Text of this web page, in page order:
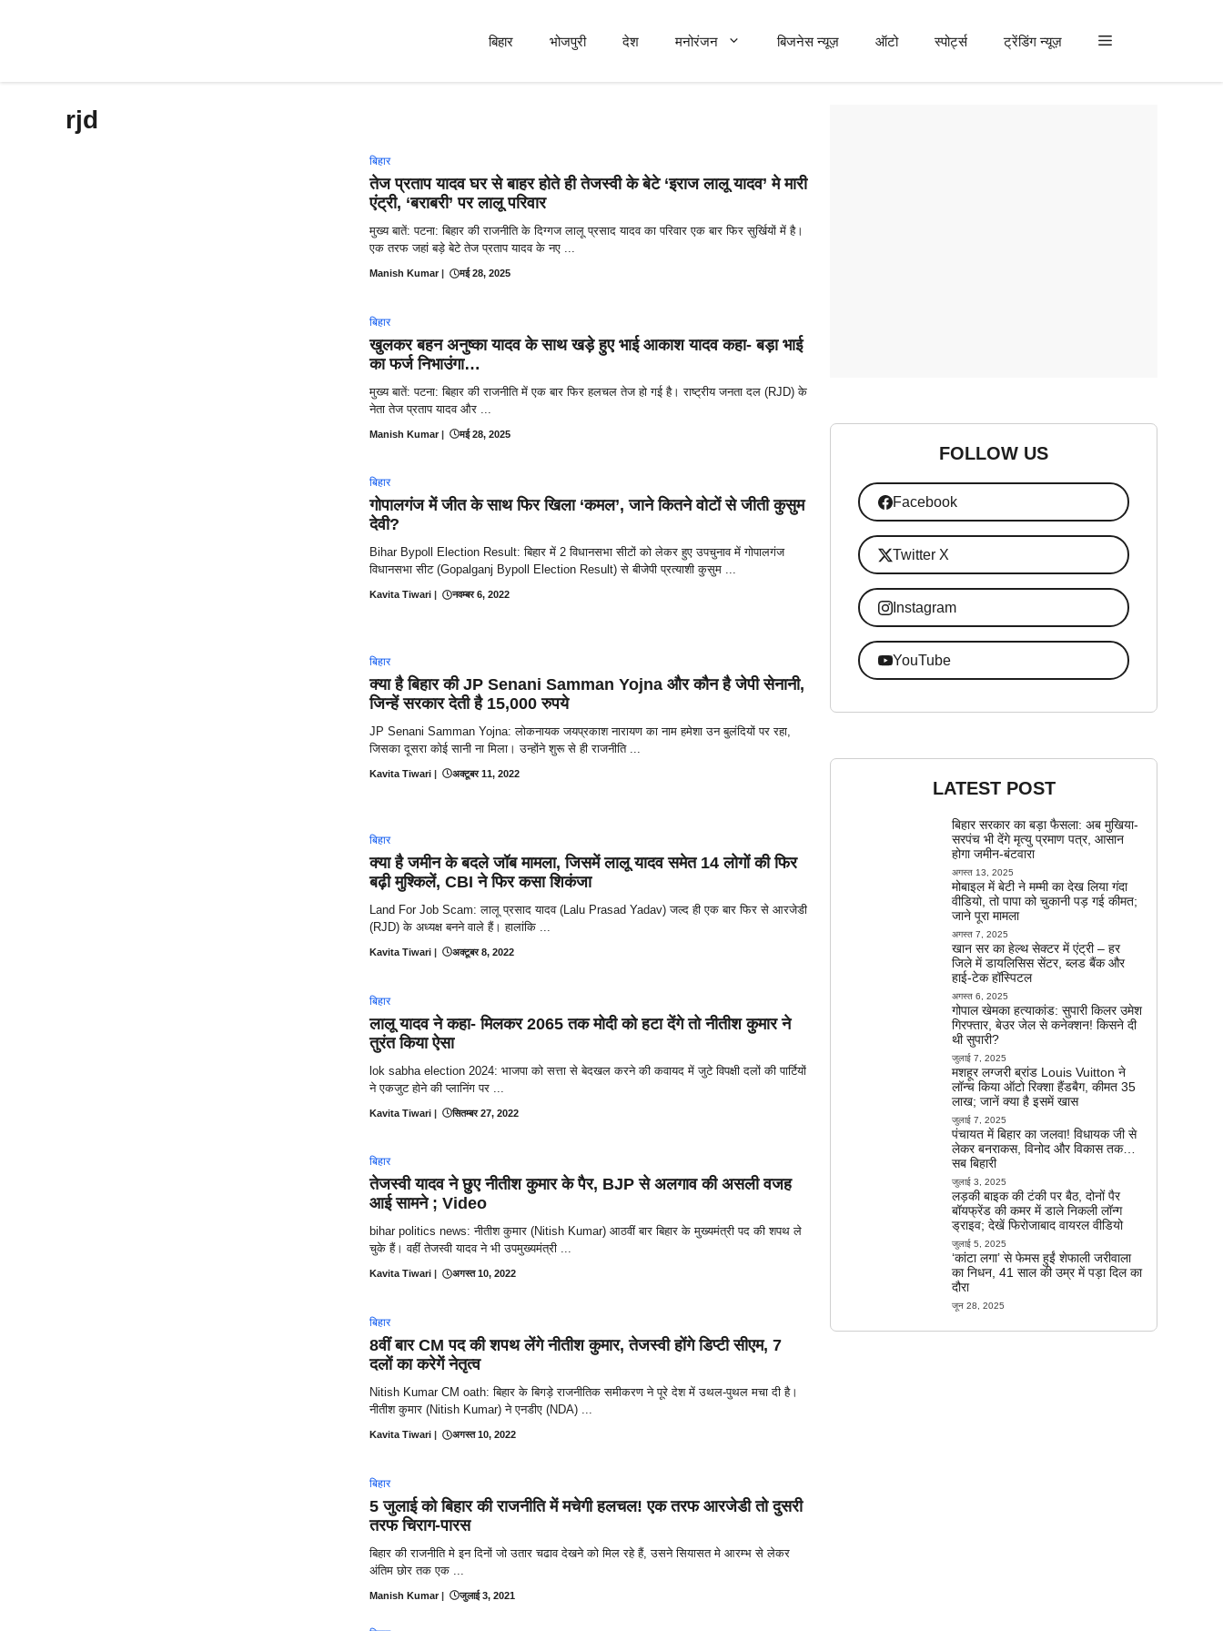
बिहार भोजपुरी देश मनोरंजन बिजनेस न्यूज़ ऑटो स्पोर्ट्स ट्रेंडिंग न्यूज़
rjd
बिहार
तेज प्रताप यादव घर से बाहर होते ही तेजस्वी के बेटे ‘इराज लालू यादव’ मे मारी
एंट्री, ‘बराबरी’ पर लालू परिवार
मुख्य बातें: पटना: बिहार की राजनीति के दिग्गज लालू प्रसाद यादव का परिवार एक बार फिर सुर्खियों में है।
एक तरफ जहां बड़े बेटे तेज प्रताप यादव के नए ...
Manish Kumar | मई 28, 2025
बिहार
खुलकर बहन अनुष्का यादव के साथ खड़े हुए भाई आकाश यादव कहा- बड़ा भाई
का फर्ज निभाउंगा…
मुख्य बातें: पटना: बिहार की राजनीति में एक बार फिर हलचल तेज हो गई है। राष्ट्रीय जनता दल (RJD) के
नेता तेज प्रताप यादव और ...
Manish Kumar | मई 28, 2025
बिहार
गोपालगंज में जीत के साथ फिर खिला ‘कमल’, जाने कितने वोटों से जीती कुसुम
देवी?
Bihar Bypoll Election Result: बिहार में 2 विधानसभा सीटों को लेकर हुए उपचुनाव में गोपालगंज
विधानसभा सीट (Gopalganj Bypoll Election Result) से बीजेपी प्रत्याशी कुसुम ...
Kavita Tiwari नवम्बर 6, 2022
बिहार
क्या है बिहार की JP Senani Samman Yojna और कौन है जेपी सेनानी,
जिन्हें सरकार देती है 15,000 रुपये
JP Senani Samman Yojna: लोकनायक जयप्रकाश नारायण का नाम हमेशा उन बुलंदियों पर रहा,
जिसका दूसरा कोई सानी ना मिला। उन्होंने शुरू से ही राजनीति ...
Kavita Tiwari | अक्टूबर 11, 2022
बिहार
क्या है जमीन के बदले जॉब मामला, जिसमें लालू यादव समेत 14 लोगों की फिर
बढ़ी मुश्किलें, CBI ने फिर कसा शिकंजा
Land For Job Scam: लालू प्रसाद यादव (Lalu Prasad Yadav) जल्द ही एक बार फिर से आरजेडी
(RJD) के अध्यक्ष बनने वाले हैं। हालांकि ...
Kavita Tiwari | अक्टूबर 8, 2022
बिहार
लालू यादव ने कहा- मिलकर 2065 तक मोदी को हटा देंगे तो नीतीश कुमार ने
तुरंत किया ऐसा
lok sabha election 2024: भाजपा को सत्ता से बेदखल करने की कवायद में जुटे विपक्षी दलों की पार्टियों
ने एकजुट होने की प्लानिंग पर ...
Kavita Tiwari | सितम्बर 27, 2022
बिहार
तेजस्वी यादव ने छुए नीतीश कुमार के पैर, BJP से अलगाव की असली वजह
आई सामने ; Video
bihar politics news: नीतीश कुमार (Nitish Kumar) आठवीं बार बिहार के मुख्यमंत्री पद की शपथ ले
चुके हैं। वहीं तेजस्वी यादव ने भी उपमुख्यमंत्री ...
Kavita Tiwari अगस्त 10, 2022
बिहार
8वीं बार CM पद की शपथ लेंगे नीतीश कुमार, तेजस्वी होंगे डिप्टी सीएम, 7
दलों का करेगें नेतृत्व
Nitish Kumar CM oath: बिहार के बिगड़े राजनीतिक समीकरण ने पूरे देश में उथल-पुथल मचा दी है।
नीतीश कुमार (Nitish Kumar) ने एनडीए (NDA) ...
Kavita Tiwari | अगस्त 10, 2022
बिहार
5 जुलाई को बिहार की राजनीति में मचेगी हलचल! एक तरफ आरजेडी तो दुसरी
तरफ चिराग-पारस
बिहार की राजनीति मे इन दिनों जो उतार चढाव देखने को मिल रहे हैं, उसने सियासत मे आरम्भ से लेकर
अंतिम छोर तक एक ...
Manish Kumar | जुलाई 3, 2021
FOLLOW US
Facebook
Twitter X
Instagram
YouTube
LATEST POST
बिहार सरकार का बड़ा फैसला: अब मुखिया-
सरपंच भी देंगे मृत्यु प्रमाण पत्र, आसान
होगा जमीन-बंटवारा
अगस्त 13, 2025
मोबाइल में बेटी ने मम्मी का देख लिया गंदा
वीडियो, तो पापा को चुकानी पड़ गई कीमत;
जाने पूरा मामला
अगस्त 7, 2025
खान सर का हेल्थ सेक्टर में एंट्री – हर
जिले में डायलिसिस सेंटर, ब्लड बैंक और
हाई-टेक हॉस्पिटल
अगस्त 6, 2025
गोपाल खेमका हत्याकांड: सुपारी किलर उमेश
गिरफ्तार, बेउर जेल से कनेक्शन! किसने दी
थी सुपारी?
जुलाई 7, 2025
मशहूर लग्जरी ब्रांड Louis Vuitton ने
लॉन्च किया ऑटो रिक्शा हैंडबैग, कीमत 35
लाख; जानें क्या है इसमें खास
जुलाई 7, 2025
पंचायत में बिहार का जलवा! विधायक जी से
लेकर बनराकस, विनोद और विकास तक…
सब बिहारी
जुलाई 3, 2025
लड़की बाइक की टंकी पर बैठ, दोनों पैर
बॉयफ्रेंड की कमर में डाले निकली लॉन्ग
ड्राइव; देखें फिरोजाबाद वायरल वीडियो
जुलाई 5, 2025
‘कांटा लगा’ से फेमस हुईं शेफाली जरीवाला
का निधन, 41 साल की उम्र में पड़ा दिल का
दौरा
जून 28, 2025